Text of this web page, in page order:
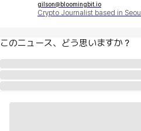
gilson@bloomingbit.io
Crypto Journalist based in Seoul
このニュース、どう思いますか？